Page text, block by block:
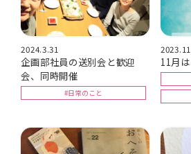
2024.3.31
企画部社員の送別会と歓迎
会、同時開催
#日常のこと
11月